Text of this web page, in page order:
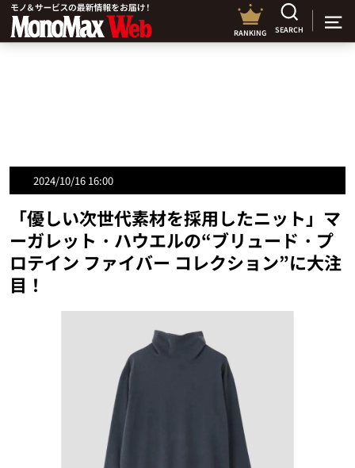
RANKING SEARCH
2024/10/16 16:00
「優しい次世代素材を採用したニット」マ
ーガレット・ハウエルの“ブリュード・プ
ロテイン ファイバー コレクション”に大注
目！